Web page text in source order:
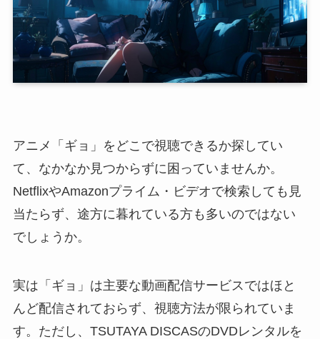
アニメ「ギョ」をどこで視聴できるか探してい
て、なかなか見つからずに困っていませんか。
NetflixやAmazonプライム・ビデオで検索しても見
当たらず、途方に暮れている方も多いのではない
でしょうか。
実は「ギョ」は主要な動画配信サービスではほと
んど配信されておらず、視聴方法が限られていま
す。ただし、TSUTAYA DISCASのDVDレンタルを